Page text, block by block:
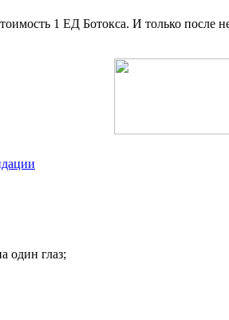
1 ЕД Ботокса. И только после
один глаз;